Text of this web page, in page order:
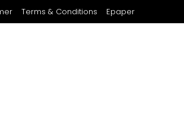
Terms & Conditions Epaper